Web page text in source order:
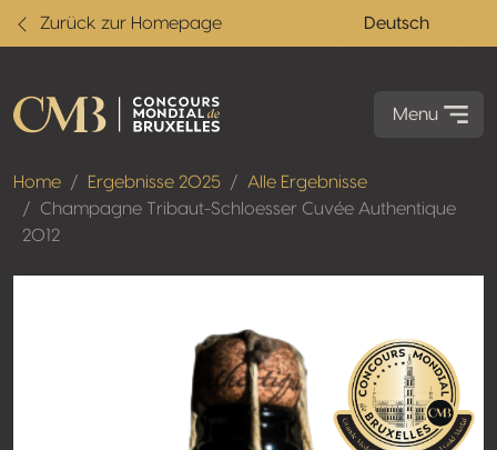
Zurück zur Homepage Deutsch
Menu
Home Ergebnisse 2025
Alle Ergebnisse
Champagne Tribaut-Schloesser Cuvée Authentique
2012